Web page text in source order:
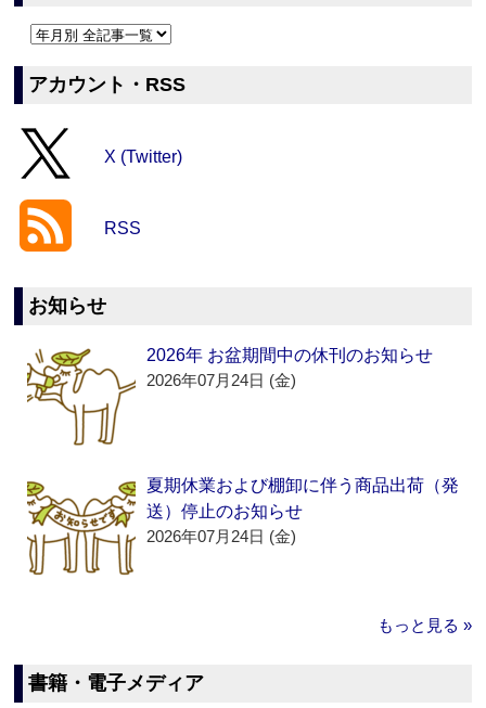
アカウント・RSS
X (Twitter)
RSS
お知らせ
2026年 お盆期間中の休刊のお知らせ
2026年07月24日 (金)
夏期休業および棚卸に伴う商品出荷（発
送）停止のお知らせ
2026年07月24日 (金)
もっと見る »
書籍・電子メディア